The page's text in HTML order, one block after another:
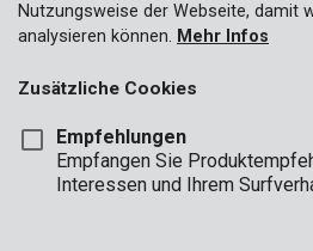
Noch kein Benutzerkonto?
herunterladen.
EIN NEUES BENUTZERKONTO
Nutzungsweise der Webseite, damit
analysieren können. Mehr Infos
Zusätzliche Cookies
Empfehlungen
Empfangen Sie
Interessen und Ihrem